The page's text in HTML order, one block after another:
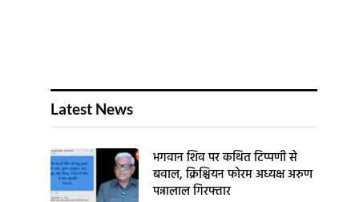
Latest News
भगवान शिव पर कथित टिप्पणी से
बवाल, क्रिश्चियन फोरम अध्यक्ष अरुण
पन्नालाल गिरफ्तार